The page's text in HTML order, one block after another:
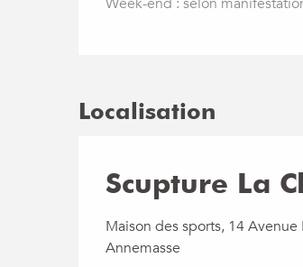
Localisation
Scupture La
Maison des sports, 14
Annemasse